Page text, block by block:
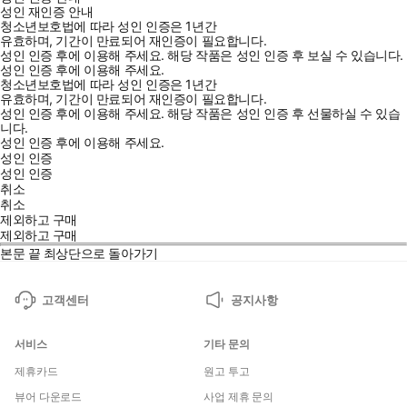
성인 재인증 안내
청소년보호법에 따라 성인 인증은 1년간
유효하며, 기간이 만료되어 재인증이 필요합니다.
성인 인증 후에 이용해 주세요.해당 작품은 성인 인증 후 보실 수 있습니다.
성인 인증 후에 이용해 주세요.
청소년보호법에 따라 성인 인증은 1년간
유효하며, 기간이 만료되어 재인증이 필요합니다.
성인 인증 후에 이용해 주세요.해당 작품은 성인 인증 후 선물하실 수 있습
니다.
성인 인증 후에 이용해 주세요.
성인 인증
성인 인증
취소
취소
제외하고 구매
제외하고 구매
본문 끝 최상단으로 돌아가기
고객센터 공지사항
서비스
제휴카드
뷰어 다운로드
기타 문의
원고 투고
사업 제휴 문의